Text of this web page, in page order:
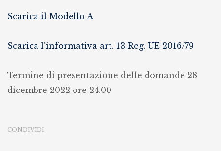
delle
calcistiche”
presso
l’Università
Scarica il Modello A
Scarica l’informativa art. 13 Reg. UE 2016/79
Termine di presentazione delle domande 28
dicembre 2022 ore 24.00
CONDIVIDI